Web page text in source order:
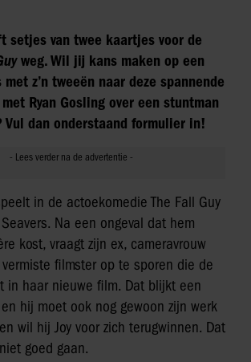
setjes van twee kaartjes voor de
weg. Wil jij kans maken op een
z’n tweeën naar deze spannende
Ryan Gosling over een stuntman
Vul dan onderstaand formulier in!
in de actoekomedie The Fall Guy
Na een ongeval dat hem
kost, vraagt zijn ex, cameravrouw
vermiste filmster op te sporen die de
in haar nieuwe film. Dat blijkt een
hij moet ook nog gewoon zijn werk
wil hij Joy voor zich terugwinnen. Dat
goed gaan.